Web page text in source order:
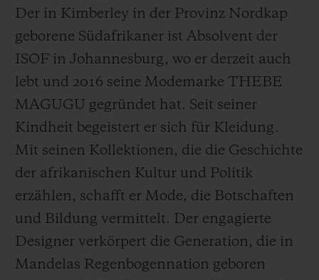
Der in Kimberley in der Provinz Nordkap
geborene Südafrikaner ist Absolvent der
ISOF in Johannesburg, wo er derzeit auch
lebt und 2016 seine Modemarke THEBE
MAGUGU gegründet hat. Seit seiner
Kindheit begeistert er sich für Kleidung.
Mit seinen Kollektionen, die die Geschichte
der afrikanischen Kultur und Politik
erzählen, schafft er Mode, die Botschaften
und Bildung vermittelt. Der engagierte
Designer verkörpert die Generation, die in
Mandelas Regenbogennation geboren